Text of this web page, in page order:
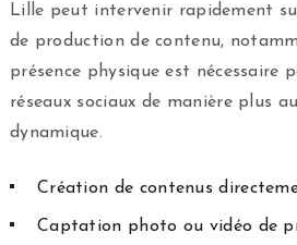
Lille peut intervenir rapidement
de production de contenu,
présence physique est nécessaire
réseaux sociaux de manière plus
dynamique.
Création de contenus
Captation photo ou vidéo de